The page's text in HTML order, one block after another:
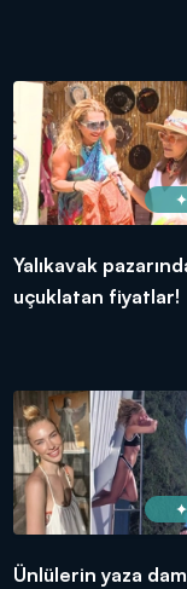
Yalıkavak
uçuklatan fiyatlar!
Ünlülerin yaza